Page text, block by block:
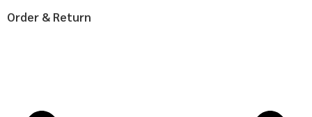
Order & Return